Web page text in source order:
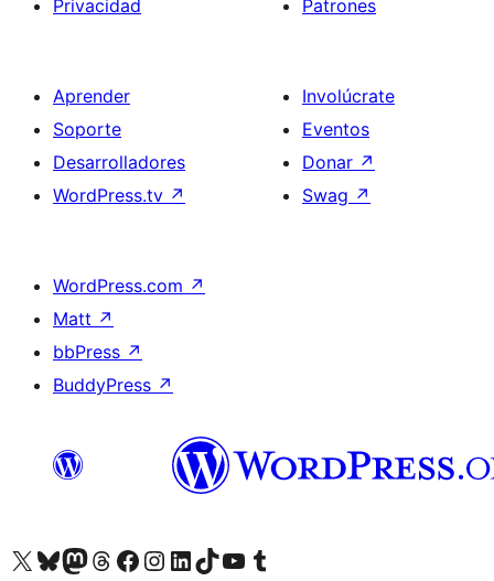
Privacidad
Patrones
Aprender
Soporte
Desarrolladores
WordPress.tv ↗
Involúcrate
Eventos
Donar ↗
Swag ↗
WordPress.com ↗
Matt ↗
bbPress ↗
BuddyPress ↗
Visita nuestra cuenta de X (anteriormente Twitter)
Visita nuestra cuenta de Bluesky
Visita nuestra cuenta de Mastodon
Visita nuestra cuenta de Threads
Visita nuestra página de Facebook
Visita nuestra cuenta de Instagram
Visita nuestra cuenta de LinkedIn
Visita nuestra cuenta de TikTok
Visita nuestro canal de YouTube
Visita nuestra cuenta de Tumblr